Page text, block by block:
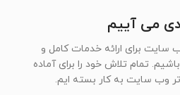
می آییم
سایت برای ارائه خدمات کامل و
تمام تلاش خود را برای آماده
وب سایت به کار بسته ایم.